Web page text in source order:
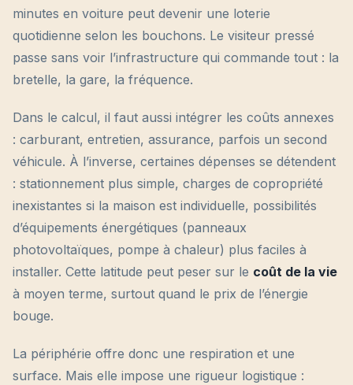
minutes en voiture peut devenir une loterie
quotidienne selon les bouchons. Le visiteur pressé
passe sans voir l’infrastructure qui commande tout : la
bretelle, la gare, la fréquence.
Dans le calcul, il faut aussi intégrer les coûts annexes
: carburant, entretien, assurance, parfois un second
véhicule. À l’inverse, certaines dépenses se détendent
: stationnement plus simple, charges de copropriété
inexistantes si la maison est individuelle, possibilités
d’équipements énergétiques (panneaux
photovoltaïques, pompe à chaleur) plus faciles à
installer. Cette latitude peut peser sur le coût de la vie
à moyen terme, surtout quand le prix de l’énergie
bouge.
La périphérie offre donc une respiration et une
surface. Mais elle impose une rigueur logistique :